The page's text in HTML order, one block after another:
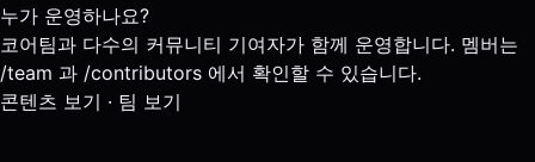
누가 운영하나요?
코어팀과 다수의 커뮤니티 기여자가 함께 운영합니다. 멤버는
/team 과 /contributors 에서 확인할 수 있습니다.
콘텐츠 보기 · 팀 보기